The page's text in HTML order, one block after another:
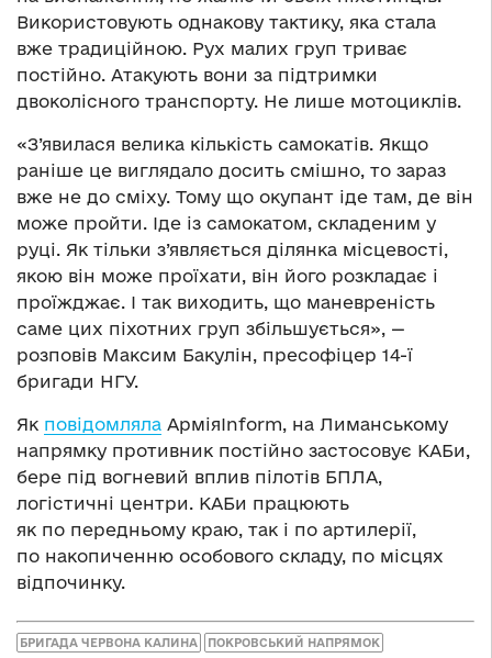
Використовують однакову тактику, яка стала
вже традиційною. Рух малих груп триває
постійно. Атакують вони за підтримки
двоколісного транспорту. Не лише мотоциклів.
«З’явилася велика кількість самокатів. Якщо
раніше це виглядало досить смішно, то зараз
вже не до сміху. Тому що окупант іде там, де він
може пройти. Іде із самокатом, складеним у
руці. Як тільки з’являється ділянка місцевості,
якою він може проїхати, він його розкладає і
проїжджає. І так виходить, що маневреність
саме цих піхотних груп збільшується», —
розповів Максим Бакулін, пресофіцер 14-ї
бригади НГУ.
Як повідомляла АрміяInform, на Лиманському
напрямку противник постійно застосовує КАБи,
бере під вогневий вплив пілотів БПЛА,
логістичні центри. КАБи працюють
як по передньому краю, так і по артилерії,
по накопиченню особового складу, по місцях
відпочинку.
БРИГАДА ЧЕРВОНА КАЛИНА ПОКРОВСЬКИЙ НАПРЯМОК